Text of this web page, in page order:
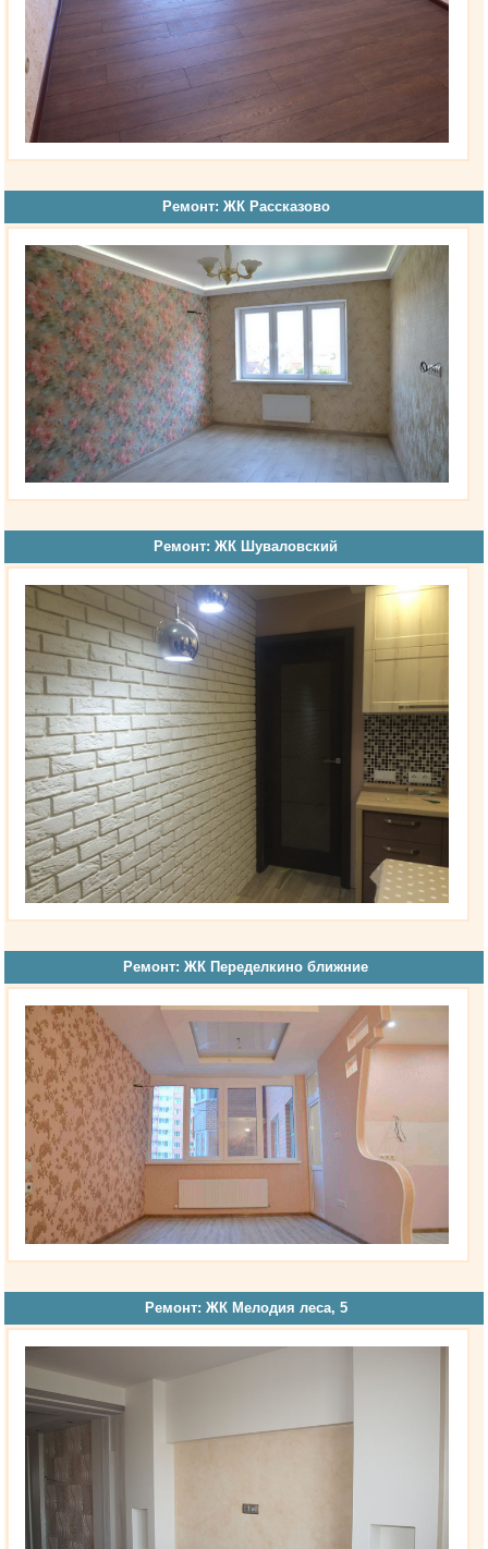
Ремонт: ЖК Рассказово
Ремонт: ЖК Шуваловский
Ремонт: ЖК Переделкино ближние
Ремонт: ЖК Мелодия леса, 5